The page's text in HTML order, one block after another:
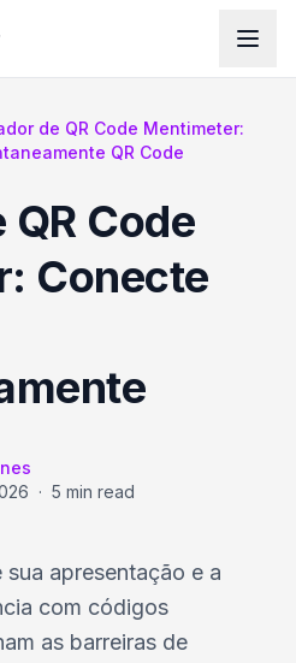
de QR Code Mentimeter:
QR Code
Code
Conecte
· 5 min read
sua apresentação e a
com códigos
as barreiras de